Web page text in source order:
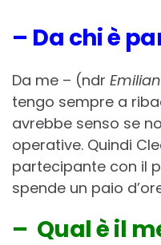
– Da chi è
Da me – (ndr
tengo sempre a
avrebbe senso se
operative. Quindi
partecipante con il
spende un paio
– Qual è il